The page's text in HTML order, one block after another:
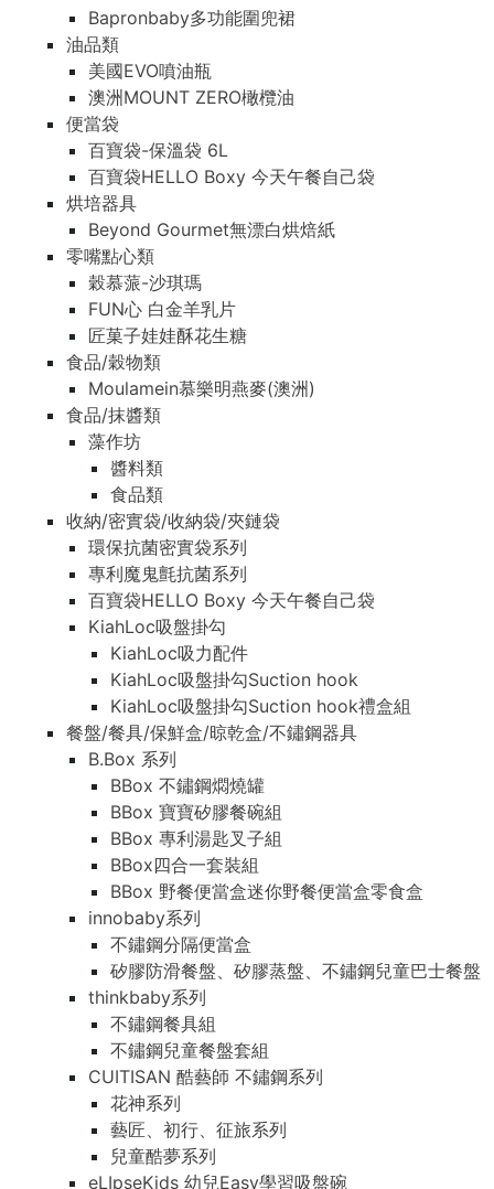
Bapronbaby多功能圍兜裙
油品類
美國EVO噴油瓶
澳洲MOUNT ZERO橄欖油
便當袋
百寶袋-保溫袋 6L
百寶袋HELLO Boxy 今天午餐自己袋
烘培器具
Beyond Gourmet無漂白烘焙紙
零嘴點心類
穀慕蒎-沙琪瑪
FUN心 白金羊乳片
匠菓子娃娃酥花生糖
食品/穀物類
Moulamein慕樂明燕麥(澳洲)
食品/抹醬類
藻作坊
醬料類
食品類
收納/密實袋/收納袋/夾鏈袋
環保抗菌密實袋系列
專利魔鬼氈抗菌系列
百寶袋HELLO Boxy 今天午餐自己袋
KiahLoc吸盤掛勾
KiahLoc吸力配件
KiahLoc吸盤掛勾Suction hook
KiahLoc吸盤掛勾Suction hook禮盒組
餐盤/餐具/保鮮盒/晾乾盒/不鏽鋼器具
B.Box 系列
BBox 不鏽鋼燜燒罐
BBox 寶寶矽膠餐碗組
BBox 專利湯匙叉子組
BBox四合一套裝組
BBox 野餐便當盒迷你野餐便當盒零食盒
innobaby系列
不鏽鋼分隔便當盒
矽膠防滑餐盤、矽膠蒸盤、不鏽鋼兒童巴士餐盤
thinkbaby系列
不鏽鋼餐具組
不鏽鋼兒童餐盤套組
CUITISAN 酷藝師 不鏽鋼系列
花神系列
藝匠、初行、征旅系列
兒童酷夢系列
eLIpseKids 幼兒Easy學習吸盤碗